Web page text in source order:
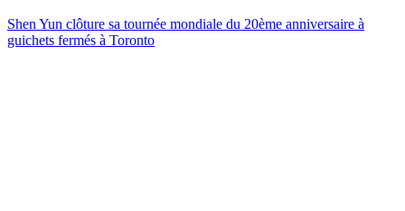
Shen Yun clôture sa tournée mondiale du 20ème anniversaire à
guichets fermés à Toronto